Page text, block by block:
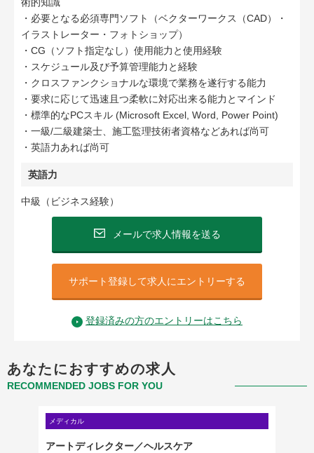
・必要となる必須専門ソフト（ベクターワークス（CAD）・
イラストレーター・フォトショップ）
・CG（ソフト指定なし）使用能力と使用経験
・スケジュール及び予算管理能力と経験
・クロスファンクショナルな環境で業務を遂行する能力
・要求に応じて迅速且つ柔軟に対応出来る能力とマインド
・標準的なPCスキル (Microsoft Excel, Word, Power Point)
・一級/二級建築士、施工監理技術者資格などあれば尚可
・英語力あれば尚可
英語力
中級（ビジネス経験）
メールで求人情報を送る
サポート登録して求人にエントリーする
登録済みの方のエントリーはこちら
あなたにおすすめの求人
RECOMMENDED JOBS FOR YOU
メディカル
アートディレクター／ヘルスケア